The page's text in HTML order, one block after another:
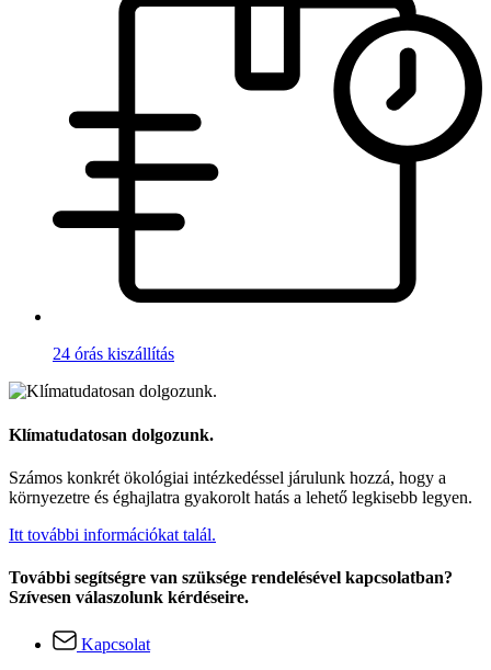
24 órás kiszállítás
Klímatudatosan dolgozunk.
Számos konkrét ökológiai intézkedéssel járulunk hozzá, hogy a
környezetre és éghajlatra gyakorolt hatás a lehető legkisebb legyen.
Itt további információkat talál.
További segítségre van szüksége rendelésével kapcsolatban?
Szívesen válaszolunk kérdéseire.
Kapcsolat